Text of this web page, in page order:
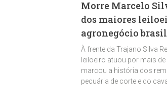
Morre Marcelo
dos maiores
agronegócio
À frente da Trajano Silva
leiloeiro atuou por mais
marcou a história dos
pecuária de corte e do